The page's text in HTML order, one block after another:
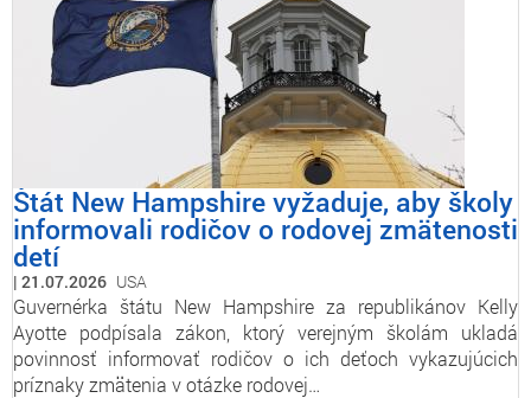
Štát New Hampshire vyžaduje, aby školy
informovali rodičov o rodovej zmätenosti
detí
21.07.2026 USA
Guvernérka štátu New Hampshire za republikánov Kelly
Ayotte podpísala zákon, ktorý verejným školám ukladá
povinnosť informovať rodičov o ich deťoch vykazujúcich
príznaky zmätenia v otázke rodovej…